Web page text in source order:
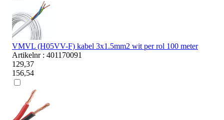
VMVL (H05VV-F) kabel 3x1.5mm2 wit per rol 100 meter
Artikelnr : 401170091
129,37
156,54